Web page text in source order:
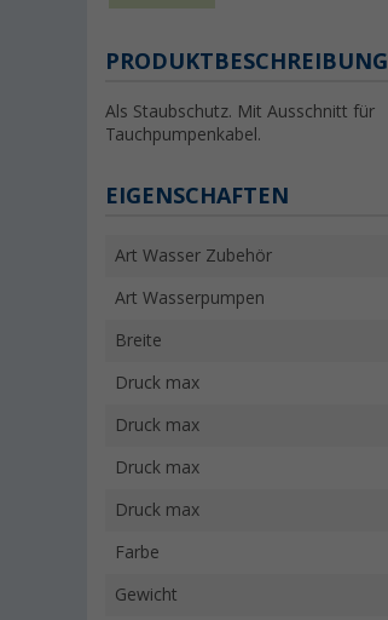
PRODUKTBESCHREIBUNG
Als Staubschutz. Mit Ausschnitt für
Tauchpumpenkabel.
EIGENSCHAFTEN
Art Wasser Zubehör
Art Wasserpumpen
Breite
Druck max
Druck max
Druck max
Druck max
Farbe
Gewicht